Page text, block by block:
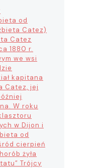
od
Catez)
Catez
1880 r.
we wsi
kapitana
Catez, jej
W roku
w Dijon i
od
cierpień
żyła
Trójcy